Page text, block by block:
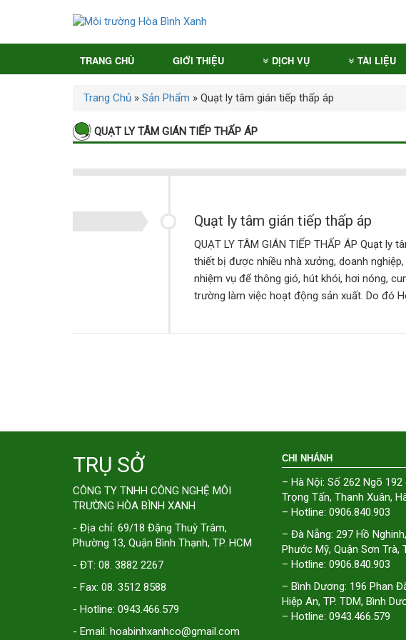
TRANG CHỦ GIỚI THIỆU DỊCH VỤ TÀI LIỆU
Trang Chủ » Sản Phẩm » Quạt ly tâm gián tiếp thấp áp
QUẠT LY TÂM GIÁN TIẾP THẤP ÁP
Quạt ly tâm gián tiếp thấp áp
QUẠT LY TÂM GIÁN TIẾP THẤP ÁP Quạt ly
thiết bị được nhiều nhà xưởng, doanh
nhiệm vụ để thông gió, hút khói, hơi nóng,
trường làm việc hoạt động sản xuất. Do đó
TRỤ SỞ
CÔNG TY TNHH CÔNG NGHỆ MÔI
TRƯỜNG HÒA BÌNH XANH
- Địa chỉ: 69/18 Đặng Thuỳ Trâm,
Phường 13, Quận Bình Thạnh, TP. HCM
- ĐT: 08. 3882 2267
- Fax: 08. 3512 8588
- Hotline: 0943.466.579
- Email: hoabinhxanhco@gmail.com
CHI NHÁNH
– Hà Nội: Số 262 Ngõ
Trọng Tấn, Thanh Xuân,
– Hotline: 0906.840.903
– Đà Nẵng: 297 Hồ
Phước Mỹ, Quận Sơn Trà,
– Hotline: 0906.840.903
– Bình Dương: 196 Phan
Hiệp An, TP. TDM, Bình
– Hotline: 0943.466.579